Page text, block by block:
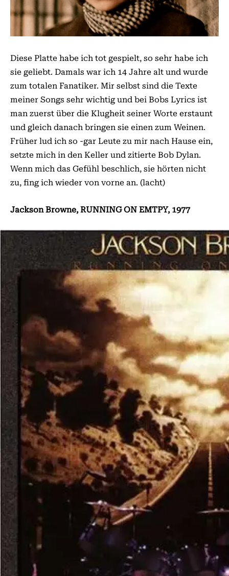
Diese Platte habe ich tot gespielt, so sehr habe ich
sie geliebt. Damals war ich 14 Jahre alt und wurde
zum totalen Fanatiker. Mir selbst sind die Texte
meiner Songs sehr wichtig und bei Bobs Lyrics ist
man zuerst über die Klugheit seiner Worte erstaunt
und gleich danach bringen sie einen zum Weinen.
Früher lud ich so -gar Leute zu mir nach Hause ein,
setzte mich in den Keller und zitierte Bob Dylan.
Wenn mich das Gefühl beschlich, sie hörten nicht
zu, fing ich wieder von vorne an. (lacht)
Jackson Browne, RUNNING ON EMTPY, 1977